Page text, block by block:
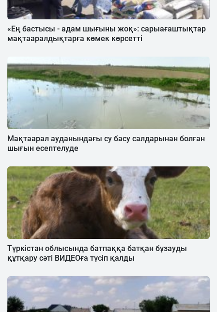
«Ең бастысы - адам шығыны жоқ»: сарыағаштықтар
мақтааралдықтарға көмек көрсетті
Мақтаарал ауданындағы су басу салдарынан болған
шығын есептелуде
Түркістан облысында батпаққа батқан бұзауды
құтқару сәті ВИДЕОға түсіп қалды